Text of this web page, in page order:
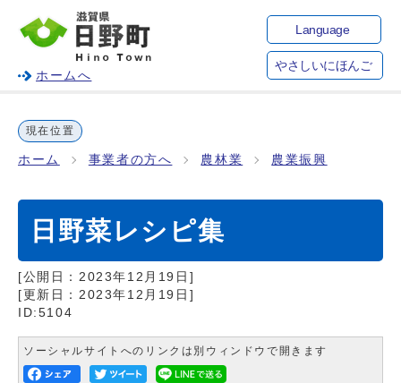
ホームへ
Language
やさしいにほんご
現在位置
ホーム 事業者の方へ 農林業 農業振興
日野菜レシピ集
[公開日： 2023年12月19日 ]
[更新日： 2023年12月19日 ]
ID:5104
ソーシャルサイトへのリンクは別ウィンドウで開きます